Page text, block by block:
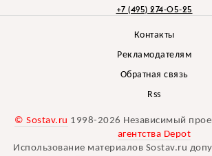
+7 (495) 274-05-25
Контакты
Рекламодателям
Обратная связь
Rss
© Sostav.ru 1998-2026 Независимый
агентства Depot
Использование материалов Sostav.ru